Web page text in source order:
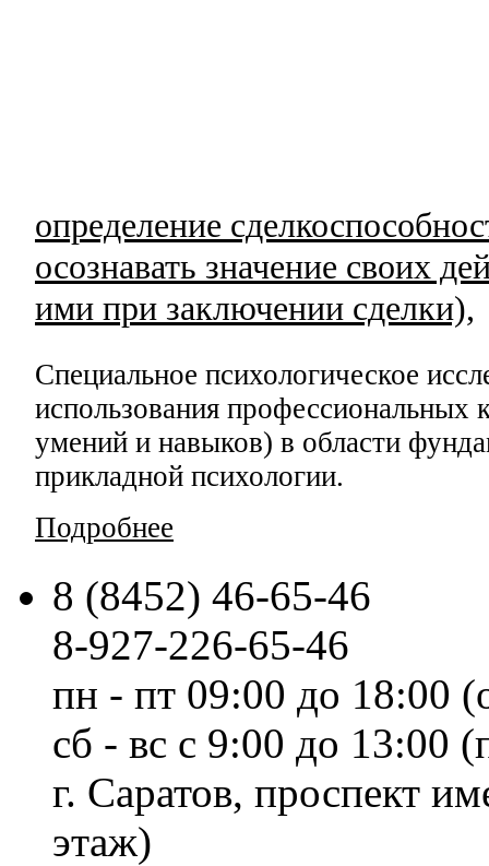
определение
осознавать значение своих
ими при заключении сделки),
Специальное психологическое
использования профессиональных
умений и навыков) в области
прикладной психологии.
Подробнее
8 (8452) 46-65-46
8-927-226-65-46
пн - пт 09:00 до 18:00
сб - вс с 9:00 до 13:00
г. Саратов, проспект
этаж)